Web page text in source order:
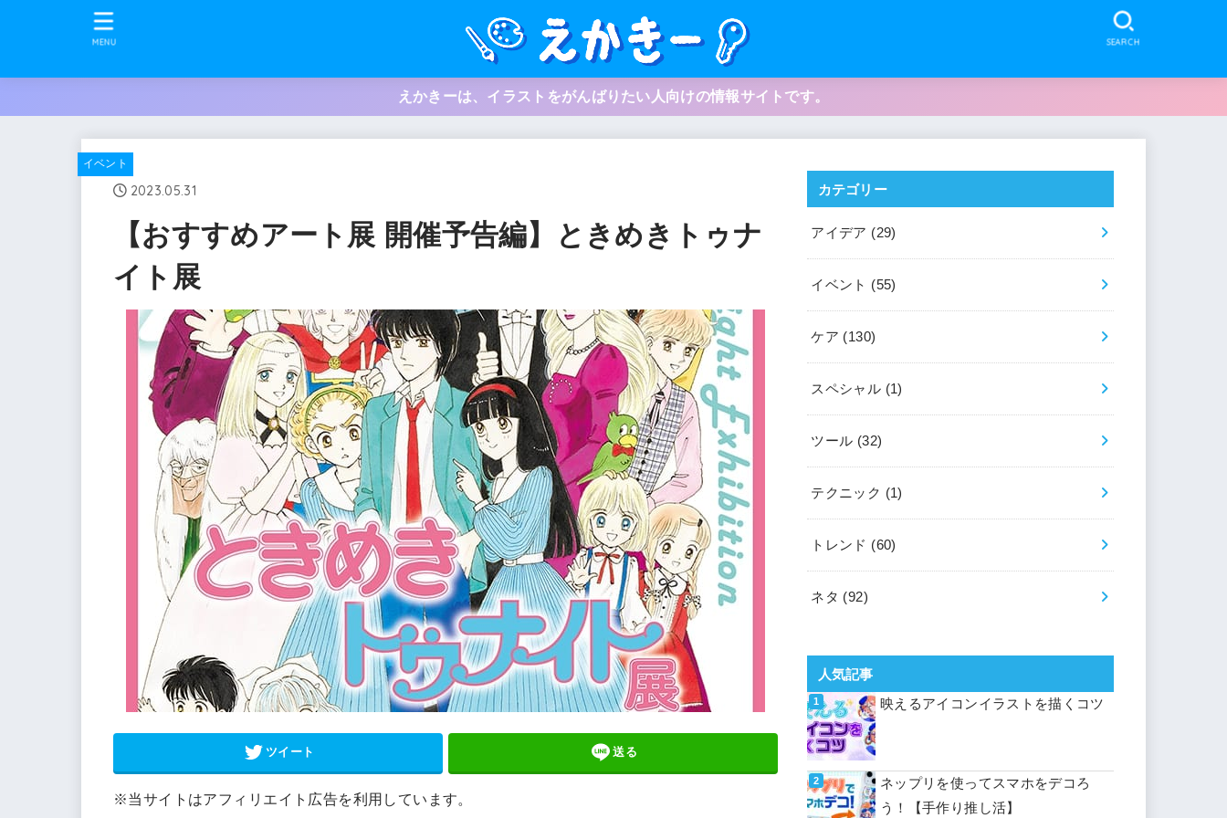
SEARCH
MENU
えかきーは、イラストをがんばりたい人向けの情報サイトです。
イベント
2023.05.31
【おすすめアート展 開催予告編】ときめきトゥナ
イト展
ツイート 送る
※当サイトはアフィリエイト広告を利用しています。
カテゴリー
アイデア (29)
イベント (55)
ケア (130)
スペシャル (1)
ツール (32)
テクニック (1)
トレンド (60)
ネタ (92)
人気記事
映えるアイコンイラストを描くコツ
ネップリを使ってスマホをデコろ
う！【手作り推し活】